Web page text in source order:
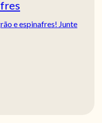
e espinafres! Junte